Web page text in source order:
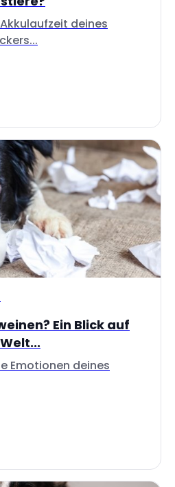
deines
Ein Blick auf
Emotionen deines